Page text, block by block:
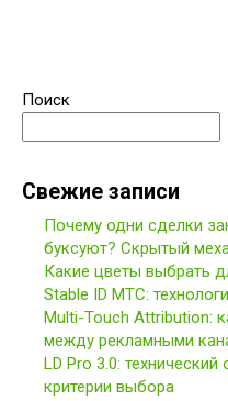
Поиск
Свежие записи
Почему одни сделки
буксуют? Скрытый
Какие цветы выбрать
Stable ID МТС:
Multi-Touch Attribution:
между рекламными
LD Pro 3.0:
критерии выбора